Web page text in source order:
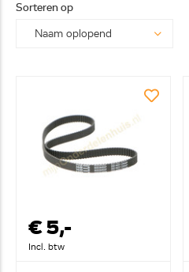
Sorteren op
€ 5,-
Incl. btw